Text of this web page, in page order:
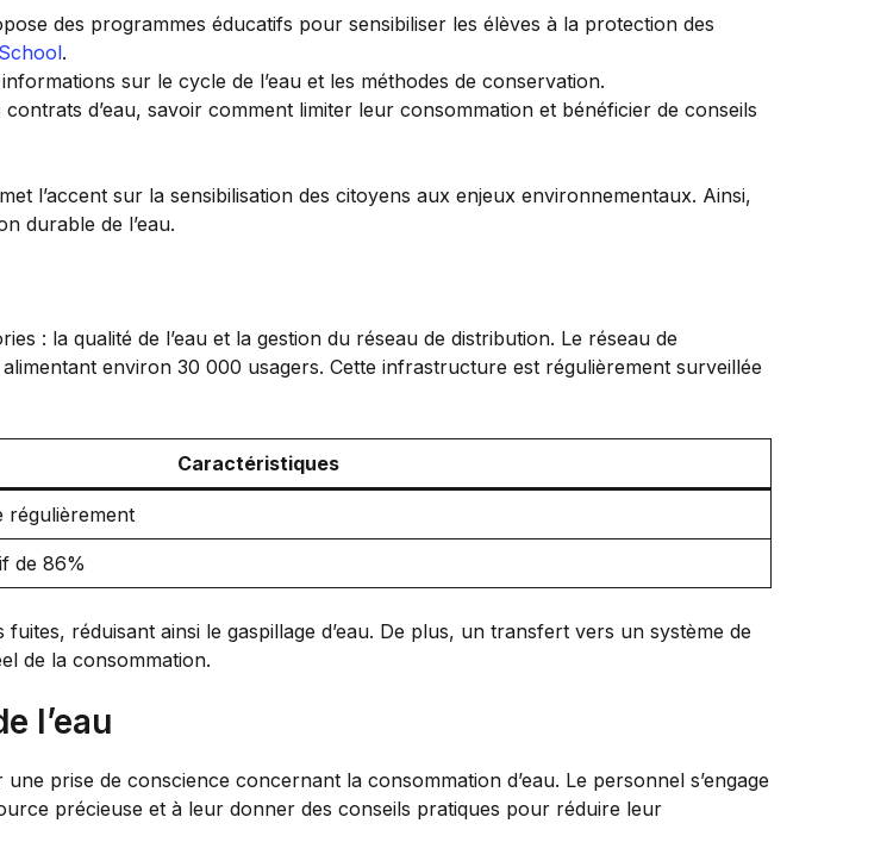
des programmes éducatifs pour sensibiliser les élèves à la protection des
.
sur le cycle de l’eau et les méthodes de conservation.
d’eau, savoir comment limiter leur consommation et bénéficier de conseils
l’accent sur la sensibilisation des citoyens aux enjeux environnementaux. Ainsi,
durable de l’eau.
: la qualité de l’eau et la gestion du réseau de distribution. Le réseau de
environ 30 000 usagers. Cette infrastructure est régulièrement surveillée
Caractéristiques
régulièrement
de 86%
réduisant ainsi le gaspillage d’eau. De plus, un transfert vers un système de
de la consommation.
l’eau
prise de conscience concernant la consommation d’eau. Le personnel s’engage
précieuse et à leur donner des conseils pratiques pour réduire leur